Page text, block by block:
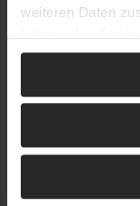
weiteren Daten
gesammelt haben.